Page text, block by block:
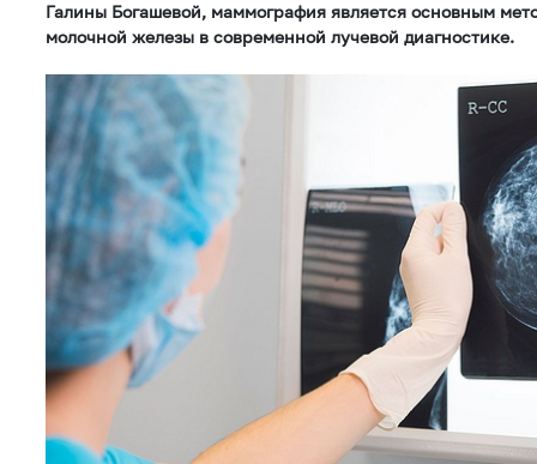
Галины Богашевой, маммография является основным
молочной железы в современной лучевой диагностике.